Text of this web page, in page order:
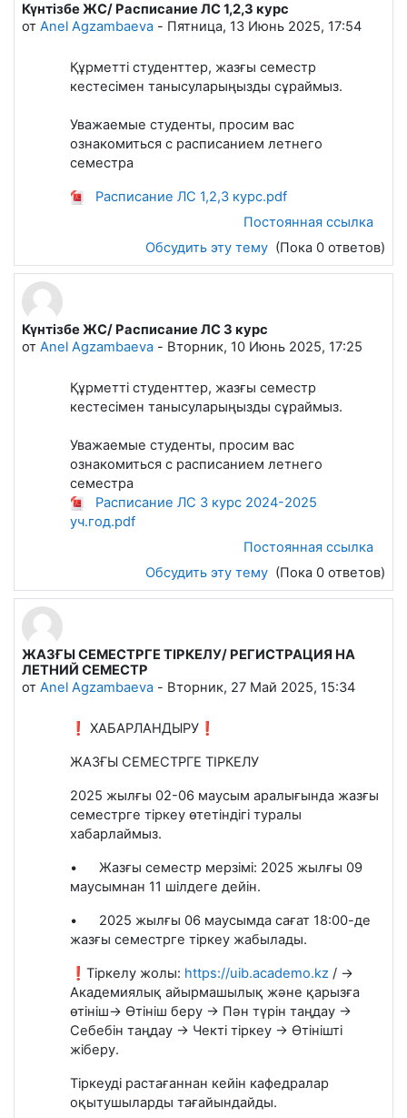
Күнтізбе ЖС/ Расписание ЛС 1,2,3 курс
от Anel Agzambaeva - Пятница, 13 Июнь 2025, 17:54
Құрметті студенттер, жазғы семестр
кестесімен танысуларыңызды сұраймыз.
Уважаемые студенты, просим вас
ознакомиться с расписанием летнего
семестра
Расписание ЛС 1,2,3 курс.pdf
Постоянная ссылка
Обсудить эту тему (Пока 0 ответов)
Күнтізбе ЖС/ Расписание ЛС 3 курс
от Anel Agzambaeva - Вторник, 10 Июнь 2025, 17:25
Құрметті студенттер, жазғы семестр
кестесімен танысуларыңызды сұраймыз.
Уважаемые студенты, просим вас
ознакомиться с расписанием летнего
семестра
Расписание ЛС 3 курс 2024-2025
уч.год.pdf
Постоянная ссылка
Обсудить эту тему (Пока 0 ответов)
ЖАЗҒЫ СЕМЕСТРГЕ ТІРКЕЛУ/ РЕГИСТРАЦИЯ НА
ЛЕТНИЙ СЕМЕСТР
от Anel Agzambaeva - Вторник, 27 Май 2025, 15:34
❗ ХАБАРЛАНДЫРУ❗
ЖАЗҒЫ СЕМЕСТРГЕ ТІРКЕЛУ
2025 жылғы 02-06 маусым аралығында жазғы
семестрге тіркеу өтетіндігі туралы
хабарлаймыз.
•
Жазғы семестр мерзімі: 2025 жылғы 09
маусымнан 11 шілдеге дейін.
•
2025 жылғы 06 маусымда сағат 18:00-де
жазғы семестрге тіркеу жабылады.
❗Тіркелу жолы: https://uib.academo.kz / →
Академиялық айырмашылық және қарызға
өтініш→ Өтініш беру → Пән түрін таңдау →
Себебін таңдау → Чекті тіркеу → Өтінішті
жіберу.
Тіркеуді растағаннан кейін кафедралар
оқытушыларды тағайындайды.